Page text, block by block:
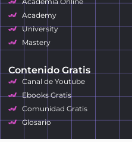
Academy
University
Mastery
Contenido Gratis
Canal de Youtube
Ebooks Gratis
Comunidad Gratis
Glosario